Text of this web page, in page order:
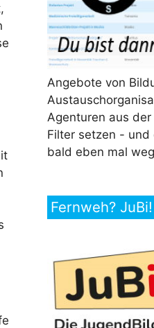
Angebote von
Agenturen aus der
Filter setzen -
bald eben mal
Fernweh? JuBi!